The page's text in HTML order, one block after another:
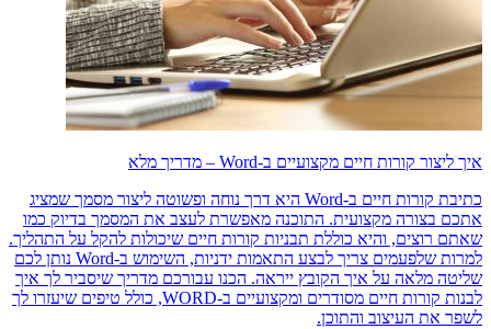
איך ליצור קורות חיים מקצועיים ב-Word – מדריך מלא
כתיבת קורות חיים ב-Word היא דרך נוחה ופשוטה ליצור מסמך שמציג
אתכם בצורה מקצועית. התוכנה מאפשרת לעצב את המסמך בדיוק כמו
שאתם רוצים, והיא כוללת תבניות קורות חיים שיכולות להקל על התהליך.
למרות שלפעמים צריך לבצע התאמות ידניות, השימוש ב-Word נותן לכם
שליטה מלאה על איך הקובץ ייראה. הכנו עבורכם מדריך שיסביר לך איך
לבנות קורות חיים מסודרים ומקצועיים ב-WORD, כולל טיפים שיעזרו לך
לשפר את העיצוב והתוכן.